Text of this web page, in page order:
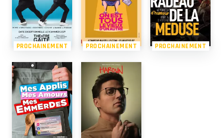
PROCHAINEMENT PROCHAINEMENT PROCHAINEMENT